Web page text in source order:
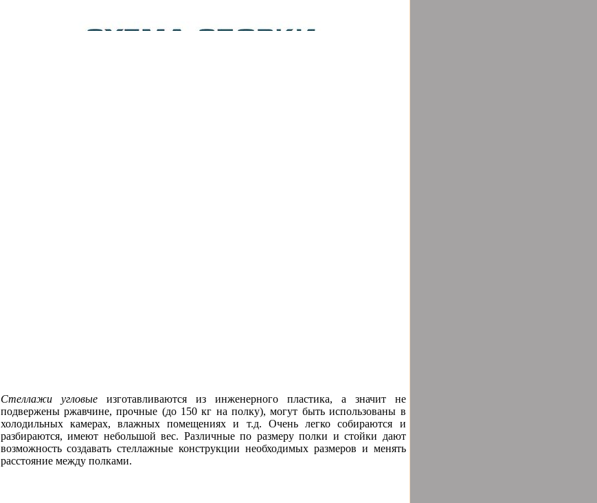
Стеллажи угловыеизготавливаются из инженерного пластика, а значит не
подвержены ржавчине, прочные (до 150 кг на полку), могут быть использованы в
холодильных камерах, влажных помещениях и т.д. Очень легко собираются и
разбираются, имеют небольшой вес. Различные по размеру полки и стойки дают
возможность создавать стеллажные конструкции необходимых размеров и менять
расстояние между полками.